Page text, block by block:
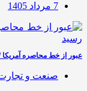
7 مرداد 1405
عبور از خط محاصره آمریکا
صنعت و